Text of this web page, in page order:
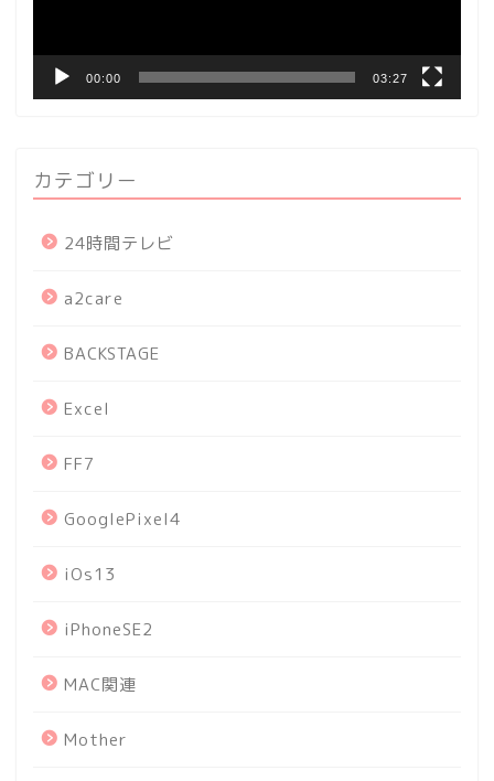
00:00 03:27
カテゴリー
24時間テレビ
a2care
BACKSTAGE
Excel
FF7
GooglePixel4
iOs13
iPhoneSE2
MAC関連
Mother